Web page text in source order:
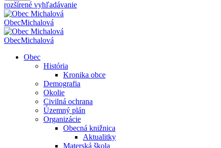
rozšírené vyhľadávanie
ObecMichalová
ObecMichalová
Obec
História
Kronika obce
Demografia
Okolie
Civilná ochrana
Územný plán
Organizácie
Obecná knižnica
Aktualitky
Materská škola